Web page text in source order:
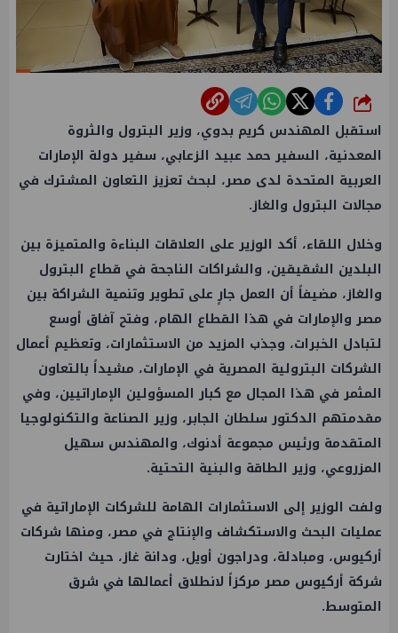
شارك
استقبل المهندس كريم بدوي، وزير البترول والثروة
المعدنية، السفير حمد عبيد الزعابي، سفير دولة الإمارات
العربية المتحدة لدى مصر، لبحث تعزيز التعاون المشترك في
مجالات البترول والغاز.
وخلال اللقاء، أكد الوزير على العلاقات البناءة والمتميزة بين
البلدين الشقيقين، والشراكات الناجحة في قطاع البترول
والغاز، مضيفاً أن العمل جارٍ على تطوير وتنمية الشراكة بين
مصر والإمارات في هذا القطاع الهام، وفتح آفاق أوسع
لتبادل الخبرات، وجذب المزيد من الاستثمارات، وتعظيم أعمال
الشركات البترولية المصرية في الإمارات، مشيداً بالتعاون
المثمر في هذا المجال مع كبار المسؤولين الإماراتيين، وفي
مقدمتهم الدكتور سلطان الجابر، وزير الصناعة والتكنولوجيا
المتقدمة ورئيس مجموعة أدنوك، والمهندس سهيل
المزروعي، وزير الطاقة والبنية التحتية.
ولفت الوزير إلى الاستثمارات الهامة للشركات الإماراتية في
عمليات البحث والاستكشاف والإنتاج في مصر، ومنها شركات
أركيوس، ومبادلة، ودراجون أويل، ودانة غاز، حيث اختارت
شركة أركيوس مصر مركزاً لانطلاق أعمالها في شرق
المتوسط.